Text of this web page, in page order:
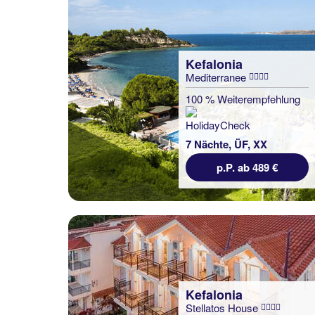
Kefalonia
Mediterranee
100 % Weiterempfehlung
7 Nächte, ÜF, XX
p.P. ab 489 €
Kefalonia
Stellatos House